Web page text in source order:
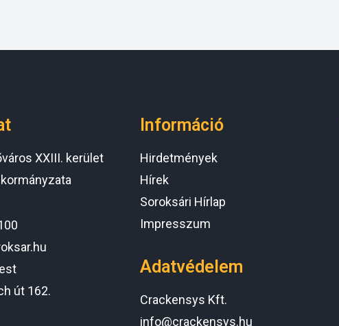
XXIII. kerület
út 162.
Információ
Hirdetmények
Hírek
Soroksári Hírlap
Impresszum
Adatvédelem
Crackensys Kft.
info@crackensys.hu